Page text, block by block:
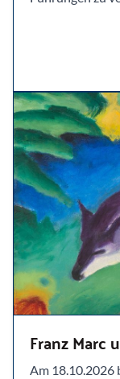
Franz Marc
Am 18.10.2026